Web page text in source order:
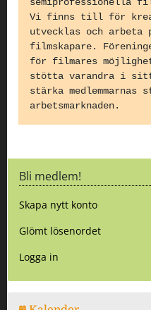
semiprofessionella
Vi finns till för
utvecklas och arbeta
filmskapare.
för filmares
stötta varandra i sitt
stärka medlemmarnas
arbetsmarknaden.
Bli medlem!
Skapa nytt konto
Glömt lösenordet
Logga in